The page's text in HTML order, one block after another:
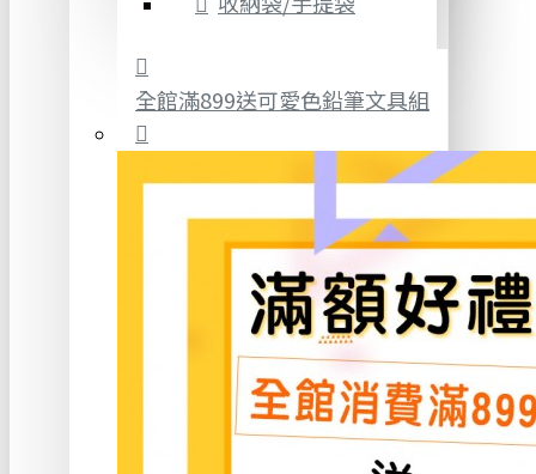
全館滿899送可愛色鉛筆文具組